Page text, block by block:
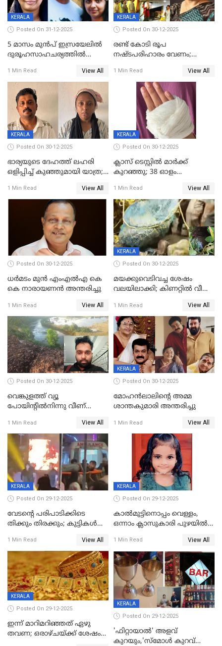
KERALA
Posted On 31-12-2025
5 മാസം മുൻപ് ഇസ്രയേലിൽ
ദുരൂഹസാഹചര്യത്തിൽ
മലയാളി യുവാവിന്റെ ഭാര്യയും
മരിച്ചു
1 Min Read View All
KERALA
Posted On 30-12-2025
രണ്ട് കോടി രൂപ
നഷ്ടപരിഹാരം വേണം;
നോട്ടീസയച്ച് ഉമാ തോമസ്
1 Min Read View All
KERALA
Posted On 30-12-2025
ഭാര്യയുടെ ദേഹത്ത് ലഹരി
ഒളിപ്പിച്ച് കുഞ്ഞുമായി യാത്ര;
പിടികൂടി പൊലീസ്
1 Min Read View All
KERALA
Posted On 30-12-2025
ക്ലാസ് ടെസ്റ്റിൽ മാർക്ക്
കുറഞ്ഞു; 38 ഓളം
സെന്ററിലെ അധ്യാപകന്‍
മർദിച്ചതായി പരാതി
1 Min Read View All
Posted On 30-12-2025
ധർമടം മുൻ എംഎല്‍എ കെ
കെ നാരായണന്‍ അന്തരിച്ചു
1 Min Read View All
KERALA
Posted On 30-12-2025
മയക്കുവെടിവച്ച ശേഷം
വലയിലാക്കി; കിണറ്റിൽ വീണ
1 Min Read View All
Posted On 30-12-2025
വെങ്കുളത്ത് വ്യൂ
പോയിന്റിൽനിന്നു വീണ്
1 Min Read View All
KERALA
Posted On 30-12-2025
മോഹന്‍ലാലിന്‍റെ അമ്മ
ശാന്തകുമാരി അന്തരിച്ചു
1 Min Read View All
KERALA
Posted On 29-12-2025
വേടന്റെ പരിപാടിക്കിടെ
തിക്കും തിരക്കും; കുട്ടികള്‍
പരിക്ക്; പാളം മറികടന്ന
യുവാവ് ട്രെയിന്‍ തട്ടി മരിച്ചു
1 Min Read View All
KERALA
Posted On 29-12-2025
കാൽമുട്ടിനൊപ്പം വെള്ളം,
ഒന്നാം ക്ലാസുകാരി പുഴയിൽ
കുട്ടികൾക്കൊപ്പം
കളിക്കുന്നതിനിടെ
1 Min Read View All
KERALA
Posted On 29-12-2025
ഇന്ന് മാറിമറിഞ്ഞത് ഏഴു
തവണ; ഒരാഴ്ചയ്ക്ക് ശേഷം
KERALA
Posted On 29-12-2025
'ഫിറ്റായാൽ' അളവ്
കുറയും,'സ്‌മോൾ കുറവ്